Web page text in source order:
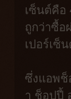
เซ็นต์คือ
ถูกว่าซื้อ
เปอร์เซ็
ซึ่งแอพช็
า ช็อปปี้